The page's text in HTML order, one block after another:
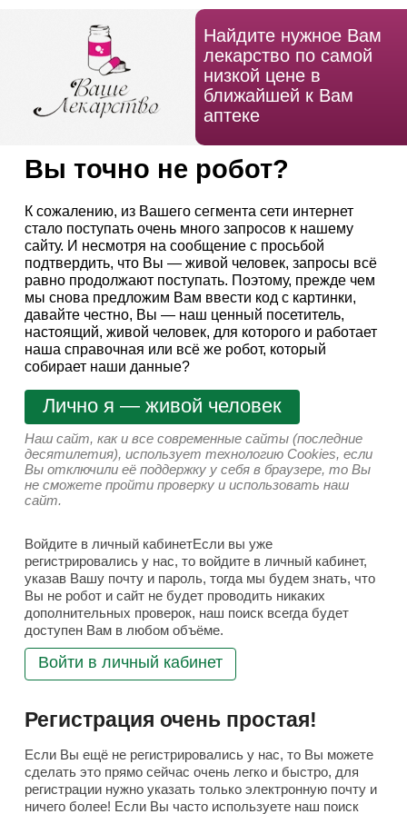
Найдите нужное Вам
лекарство по самой
низкой цене в
ближайшей к Вам
аптеке
Вы точно не робот?
К сожалению, из Вашего сегмента сети интернет
стало поступать очень много запросов к нашему
сайту. И несмотря на сообщение с просьбой
подтвердить, что Вы — живой человек, запросы всё
равно продолжают поступать. Поэтому, прежде чем
мы снова предложим Вам ввести код с картинки,
давайте честно, Вы — наш ценный посетитель,
настоящий, живой человек, для которого и работает
наша справочная или всё же робот, который
собирает наши данные?
Лично я — живой человек
Наш сайт, как и все современные сайты (последние
десятилетия), использует технологию Cookies, если
Вы отключили её поддержку у себя в браузере, то Вы
не сможете пройти проверку и использовать наш
сайт.
Войдите в личный кабинетЕсли вы уже
регистрировались у нас, то войдите в личный кабинет,
указав Вашу почту и пароль, тогда мы будем знать, что
Вы не робот и сайт не будет проводить никаких
дополнительных проверок, наш поиск всегда будет
доступен Вам в любом объёме.
Войти в личный кабинет
Регистрация очень простая!
Если Вы ещё не регистрировались у нас, то Вы можете
сделать это прямо сейчас очень легко и быстро, для
регистрации нужно указать только электронную почту и
ничего более! Если Вы часто используете наш поиск